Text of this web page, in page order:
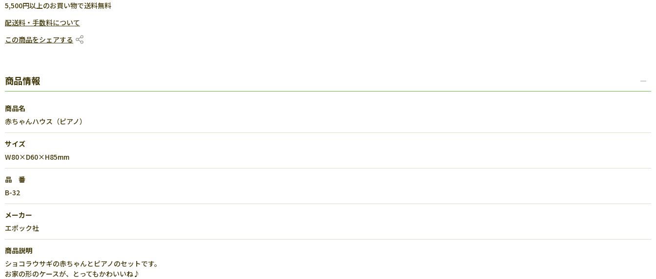
5,500円以上のお買い物で送料無料
配送料・手数料について
この商品をシェアする
商品情報
商品名
赤ちゃんハウス（ピアノ）
サイズ
W80×D60×H85mm
品 番
B-32
メーカー
エポック社
商品説明
ショコラウサギの赤ちゃんとピアノのセットです。
お家の形のケースが、とってもかわいいね♪